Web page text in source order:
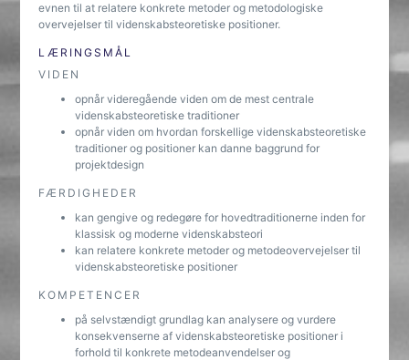
evnen til at relatere konkrete metoder og metodologiske
overvejelser til videnskabsteoretiske positioner.
LÆRINGSMÅL
VIDEN
opnår videregående viden om de mest centrale
videnskabsteoretiske traditioner
opnår viden om hvordan forskellige videnskabsteoretiske
traditioner og positioner kan danne baggrund for
projektdesign
FÆRDIGHEDER
kan gengive og redegøre for hovedtraditionerne inden for
klassisk og moderne videnskabsteori
kan relatere konkrete metoder og metodeovervejelser til
videnskabsteoretiske positioner
KOMPETENCER
på selvstændigt grundlag kan analysere og vurdere
konsekvenserne af videnskabsteoretiske positioner i
forhold til konkrete metodeanvendelser og